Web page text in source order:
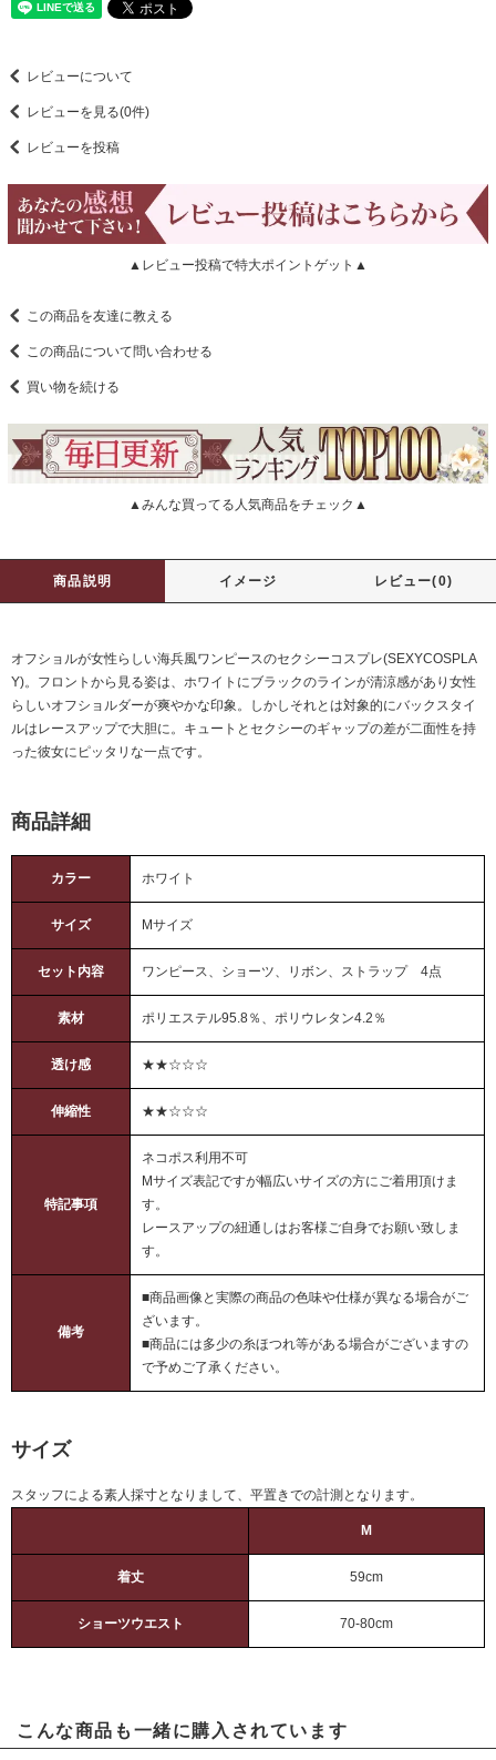
レビューについて
レビューを見る(0件)
レビューを投稿
▲レビュー投稿で特大ポイントゲット▲
この商品を友達に教える
この商品について問い合わせる
買い物を続ける
▲みんな買ってる人気商品をチェック▲
商品説明 イメージ レビュー(0)
オフショルが女性らしい海兵風ワンピースのセクシーコスプレ(SEXYCOSPLA
Y)。フロントから見る姿は、ホワイトにブラックのラインが清涼感があり女性
らしいオフショルダーが爽やかな印象。しかしそれとは対象的にバックスタイ
ルはレースアップで大胆に。キュートとセクシーのギャップの差が二面性を持
った彼女にピッタリな一点です。
商品詳細
カラー ホワイト
サイズ Mサイズ
セット内容 ワンピース、ショーツ、リボン、ストラップ 4点
素材 ポリエステル95.8％、ポリウレタン4.2％
透け感 ★★☆☆☆
伸縮性 ★★☆☆☆
特記事項
ネコポス利用不可
Mサイズ表記ですが幅広いサイズの方にご着用頂けま
す。
レースアップの紐通しはお客様ご自身でお願い致しま
す。
備考
■商品画像と実際の商品の色味や仕様が異なる場合がご
ざいます。
■商品には多少の糸ほつれ等がある場合がございますの
で予めご了承ください。
サイズ
スタッフによる素人採寸となりまして、平置きでの計測となります。
M
着丈 59cm
ショーツウエスト 70-80cm
こんな商品も一緒に購入されています